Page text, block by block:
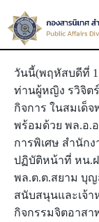
to
content
วันนี้(พฤหัสบดีที่
ท่านผู้หญิง รวิจิต
กิจการ ในสมเด็
พร้อมด้วย พล.อ.
การพิเศษ สำนักง
ปฏิบัติหน้าที่ หน.
พล.ต.ต.สยาม บุ
สนับสนุนและเจ้า
กิจกรรมจิตอาสา